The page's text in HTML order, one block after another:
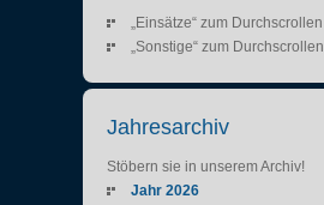
„Einsätze“ zum Durchscrollen
„Sonstige“ zum Durchscrollen
Jahresarchiv
Stöbern sie in unserem Archiv!
Jahr 2026